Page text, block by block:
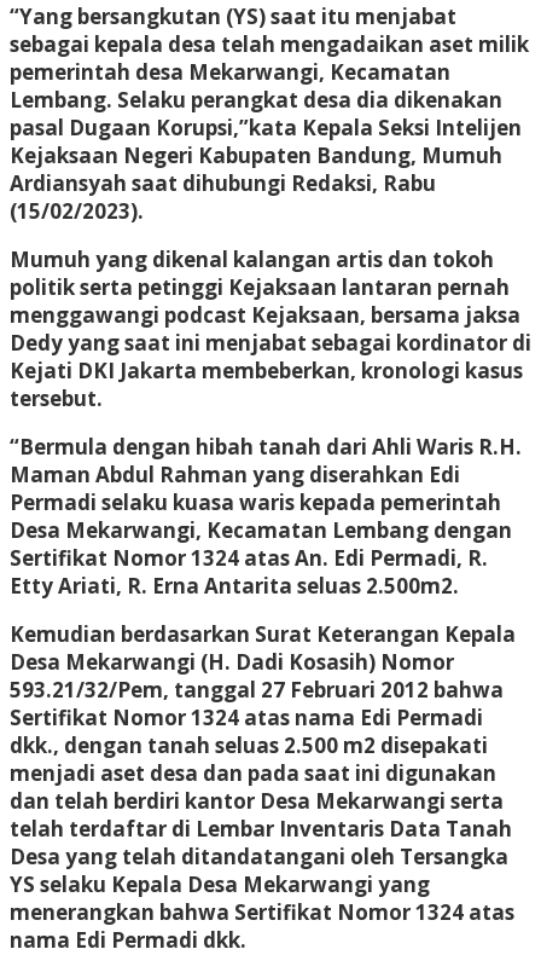
“Yang bersangkutan (YS) saat itu menjabat
sebagai kepala desa telah mengadaikan aset milik
pemerintah desa Mekarwangi, Kecamatan
Lembang. Selaku perangkat desa dia dikenakan
pasal Dugaan Korupsi,”kata Kepala Seksi Intelijen
Kejaksaan Negeri Kabupaten Bandung, Mumuh
Ardiansyah saat dihubungi Redaksi, Rabu
(15/02/2023).
Mumuh yang dikenal kalangan artis dan tokoh
politik serta petinggi Kejaksaan lantaran pernah
menggawangi podcast Kejaksaan, bersama jaksa
Dedy yang saat ini menjabat sebagai kordinator di
Kejati DKI Jakarta membeberkan, kronologi kasus
tersebut.
“Bermula dengan hibah tanah dari Ahli Waris R.H.
Maman Abdul Rahman yang diserahkan Edi
Permadi selaku kuasa waris kepada pemerintah
Desa Mekarwangi, Kecamatan Lembang dengan
Sertifikat Nomor 1324 atas An. Edi Permadi, R.
Etty Ariati, R. Erna Antarita seluas 2.500m2.
Kemudian berdasarkan Surat Keterangan Kepala
Desa Mekarwangi (H. Dadi Kosasih) Nomor
593.21/32/Pem, tanggal 27 Februari 2012 bahwa
Sertifikat Nomor 1324 atas nama Edi Permadi
dkk., dengan tanah seluas 2.500 m2 disepakati
menjadi aset desa dan pada saat ini digunakan
dan telah berdiri kantor Desa Mekarwangi serta
telah terdaftar di Lembar Inventaris Data Tanah
Desa yang telah ditandatangani oleh Tersangka
YS selaku Kepala Desa Mekarwangi yang
menerangkan bahwa Sertifikat Nomor 1324 atas
nama Edi Permadi dkk.